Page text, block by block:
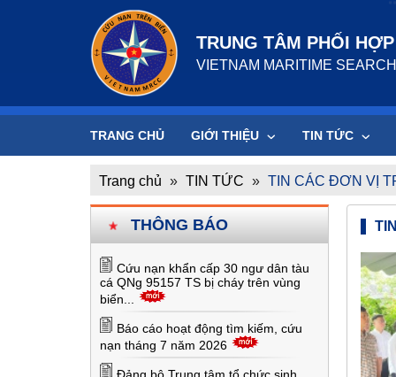
TRUNG TÂM PHỐI
VIETNAM MARITIME
TRANG CHỦ GIỚI THIỆU TIN TỨC
Trang chủ » TIN TỨC » TIN CÁC ĐƠN VỊ
THÔNG BÁO
Cứu nạn khẩn cấp 30 ngư dân tàu
cá QNg 95157 TS bị cháy trên vùng
biển...
Báo cáo hoạt động tìm kiếm, cứu
nạn tháng 7 năm 2026